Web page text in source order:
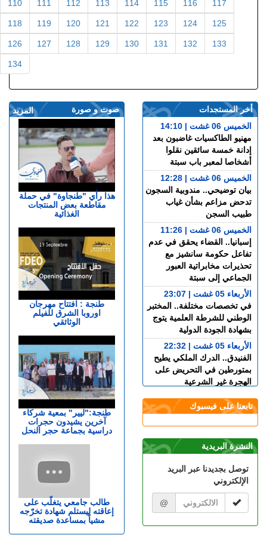
110 111 112 113 114 115 116 117
118 119 120 121 122 123 124 125
126 127 128 129 130 131 132 133
134
المزيد صوت و صورة
هذا رأي "طنجاوة" في حملة
مقاطعة بعض المنتجات
الغذائية
طنجة : افتتاح مهرجان
اوروبا الشرق للفيلم
الوثائقي
طنجة:"ليير" بمعية شركاء
آخرين يشيدون حجرات
دراسية بجماعة حجر النحل
طالب جامعي يتغلّب على
إعاقته ليستلم شهادة تخرّجه
مشياً بمساعدة صديقته
أخر المستجدات
الخميس 06 غشت | 14:10
مهنيو الطاكسيات غاضبون بعد
إدانة خمسة سائقين نقلوا
أشخاصا لمعبر باب سبتة
الخميس 06 غشت | 12:28
بيان توضيحي.. مندوبية السجون
تدحض مزاعم بشأن غياب
طبيب السجن
الخميس 06 غشت | 11:26
إسبانيا.. القضاء يحقق في عدم
تفاعل حكومة سانشيز مع
تحذيرات مخابراتية العبور
الجماعي إلى سبتة
الأربعاء 05 غشت | 23:07
في تخصصات مختلفة.. المختبر
الوطني للشرطة العلمية يتوج
بشهادة الجودة الدولية
الأربعاء 05 غشت | 22:32
الفنيدق.. الدرك الملكي يطيح
بمتورطين في التحريض على
الهجرة غير الشرعية
الأربعاء 05 غشت | 19:54
حيلة جديدة.. معطيات أمنية
الأربعاء 05 غشت | 17:45
مأســـاة.. مصرع شخص
سيارة بعمود إنارة بطريق
حكامة
الأربعاء 05 غشت | 17:18
صحيفة إسبانية..المغرب
استطاع رصد الاقتحام الجماعي
تابعنا على فيسبوك
النشرة البريدية
توصل بجديدنا عبر البريد
الإلكتروني
@